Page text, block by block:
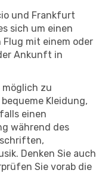
und Frankfurt
sich um einen
mit einem oder
Ankunft in
möglich zu
Kleidung,
einen
während des
Denken Sie auch
Sie vorab die